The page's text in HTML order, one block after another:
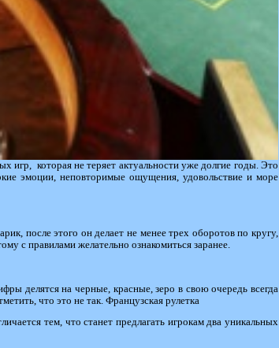
игр, которая не теряет актуальности уже долгие годы. Это
эмоции, неповторимые ощущения, удовольствие и море
после этого он делает не менее трех оборотов по кругу,
с правилами желательно ознакомиться заранее.
делятся на черные, красные, зеро в свою очередь всегда
что это не так. Французская рулетка
тем, что станет предлагать игрокам два уникальных